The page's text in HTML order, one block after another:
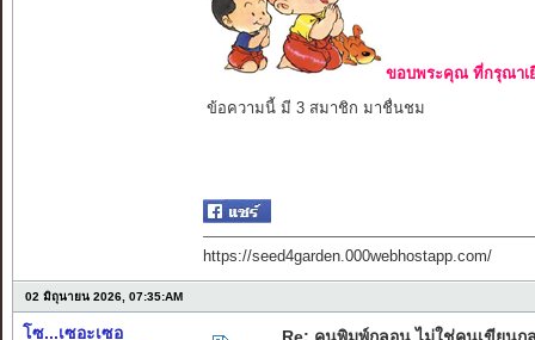
ขอบพระคุณ ที่กรุณาเ
ข้อความนี้ มี 3 สมาชิก มาชื่นชม
https://seed4garden.000webhostapp.com/
02 มิถุนายน 2026, 07:35:AM
โซ...เซอะเซอ